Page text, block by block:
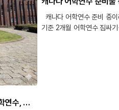
일과 병행하며 준비한 캐나다 어학연수, 현실적인 선택 이야기
캐나다 어학연수 준비 중
기준 2개월 어학연수 짐싸